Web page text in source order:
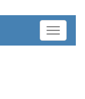
Toggle